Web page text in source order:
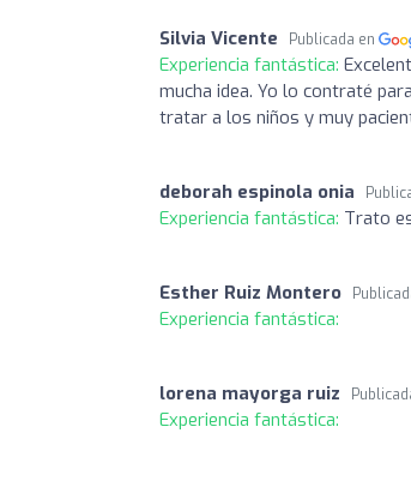
Silvia Vicente Publicada en
Experiencia fantástica:
mucha idea. Yo lo contraté
tratar a los niños y muy
deborah espinola onia
Experiencia fantástica: Trato
Esther Ruiz Montero
Experiencia fantástica:
lorena mayorga ruiz
Experiencia fantástica: